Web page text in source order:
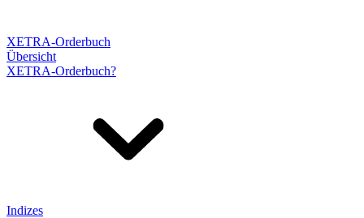
XETRA-Orderbuch
Übersicht
XETRA-Orderbuch?
Indizes